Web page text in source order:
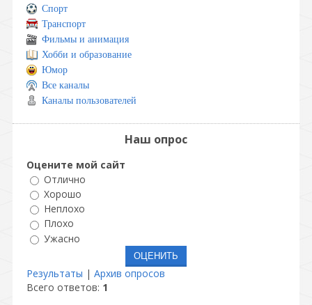
Спорт
Транспорт
Фильмы и анимация
Хобби и образование
Юмор
Все каналы
Каналы пользователей
Наш опрос
Оцените мой сайт
Отлично
Хорошо
Неплохо
Плохо
Ужасно
Результаты | Архив опросов
Всего ответов: 1